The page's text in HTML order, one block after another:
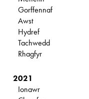
Gorffennaf
Awst
Hydref
Tachwedd
Rhagfyr
2021
Ionawr